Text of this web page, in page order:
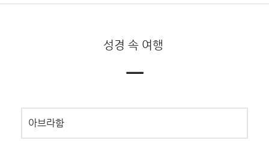
성경 속 여행
ㅡ
아브라함